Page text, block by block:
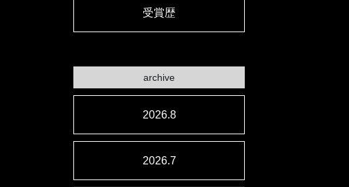
受賞歴
archive
2026.8
2026.7